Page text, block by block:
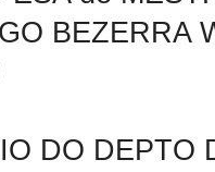
BEZERRA
DO DEPTO